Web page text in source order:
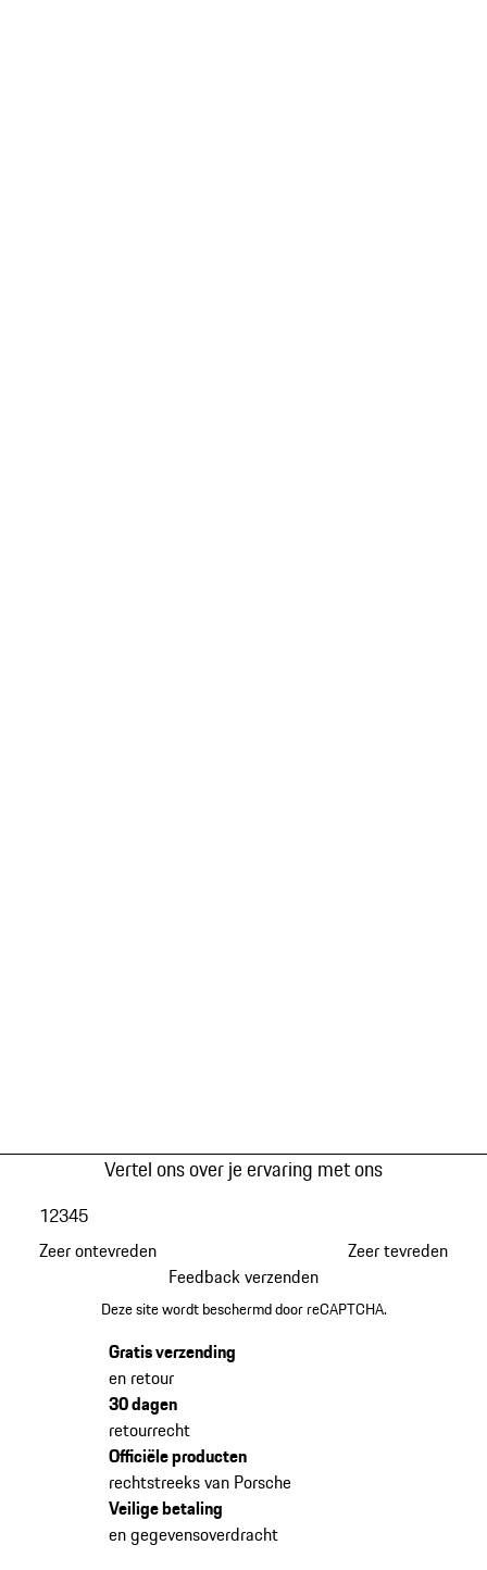
Vertel ons over je ervaring met ons
Zeer ontevreden
12345
Zeer tevreden
Feedback verzenden
Deze site wordt beschermd door reCAPTCHA.
Gratis verzending
en retour
30 dagen
retourrecht
Officiële producten
rechtstreeks van Porsche
Veilige betaling
en gegevensoverdracht